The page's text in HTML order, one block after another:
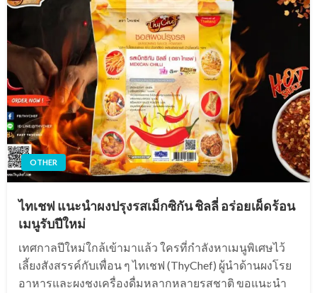
OTHER
ไทเชฟ แนะนำผงปรุงรสเม็กซิกัน ชิลลี่ อร่อยเผ็ดร้อน
เมนูรับปีใหม่
เทศกาลปีใหม่ใกล้เข้ามาแล้ว ใครที่กำลังหาเมนูพิเศษไว้
เลี้ยงสังสรรค์กับเพื่อน ๆ ไทเชฟ (ThyChef) ผู้นำด้านผงโรย
อาหารและผงชงเครื่องดื่มหลากหลายรสชาติ ขอแนะนำ